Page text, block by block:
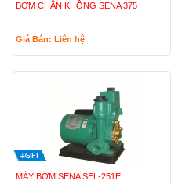
BƠM CHÂN KHÔNG SENA 375
Giá Bán: Liên hệ
MÁY BƠM SENA SEL-251E